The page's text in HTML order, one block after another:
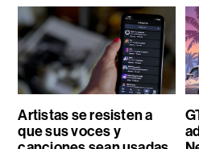
Artistas se resisten a
que sus voces y